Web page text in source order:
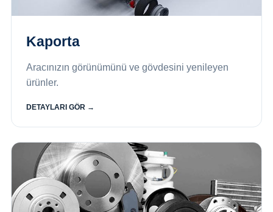
Kaporta
Aracınızın görünümünü ve gövdesini yenileyen
ürünler.
DETAYLARI GÖR →